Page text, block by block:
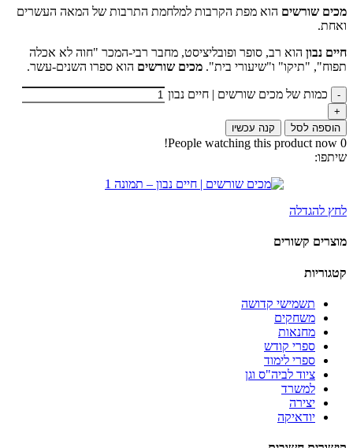
מכים שורשים הוא מפת הקרבות למלחמת התרבות של המאה העשרים
ואחת.
חיים נבון הוא רב, סופר ופובליציסט, מחבר רבי-המכר "חוה לא אכלה
תפוח", "תיקו" ו"שיעורי בית". מכים שורשים הוא ספרו השנים-עשר.
כמות של מכים שורשים | חיים נבון
הוספה לסל קנה עכשיו
0
People watching this product now!
שיתפו:
לחץ להגדלה
מוצרים קשורים
קטגוריות
תשמישי קדושה
משחקים
מחנאות
ספרי קודש
ספרי לימוד
ציוד לביה"ס וגן
למשרד
יצירה
יודאיקה